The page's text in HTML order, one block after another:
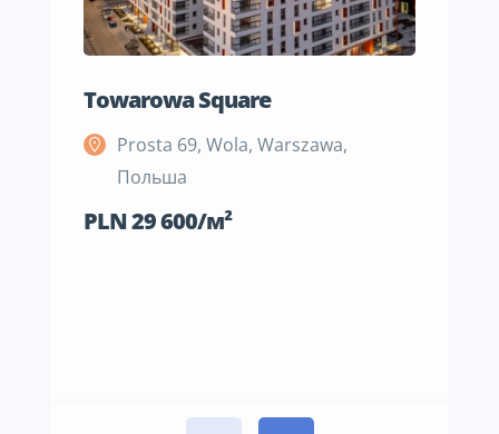
Towarowa Square
Prosta 69, Wola, Warszawa,
Польша
PLN 29 600/м²